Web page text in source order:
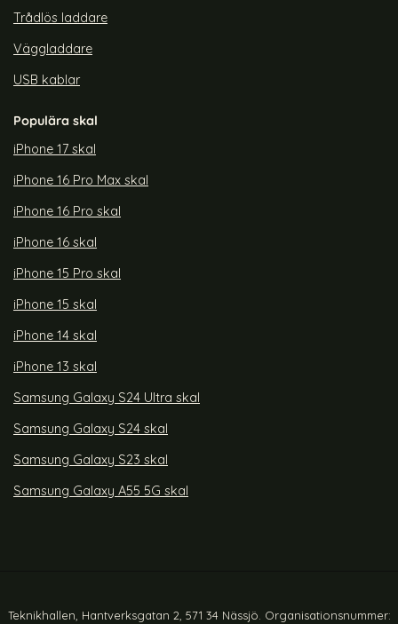
Trådlös laddare
Väggladdare
USB kablar
Populära skal
iPhone 17 skal
iPhone 16 Pro Max skal
iPhone 16 Pro skal
iPhone 16 skal
iPhone 15 Pro skal
iPhone 15 skal
iPhone 14 skal
iPhone 13 skal
Samsung Galaxy S24 Ultra skal
Samsung Galaxy S24 skal
Samsung Galaxy S23 skal
Samsung Galaxy A55 5G skal
Teknikhallen, Hantverksgatan 2, 571 34 Nässjö. Organisationsnummer: